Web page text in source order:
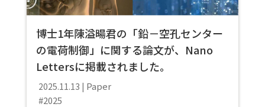
博士1年陳溢暘君の「鉛－空孔センター
の電荷制御」に関する論文が、Nano
Lettersに掲載されました。
2025.11.13
Paper
2025